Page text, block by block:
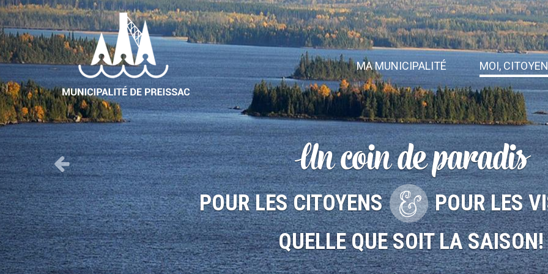
MA MUNICIPALITÉ MOI, CITOYEN
LES VISITEURS
SAISON!
Previous